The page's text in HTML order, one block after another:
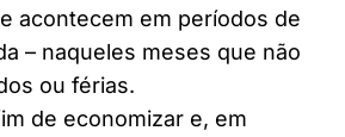
acontecem em períodos de
– naqueles meses que não
ou férias.
de economizar e, em